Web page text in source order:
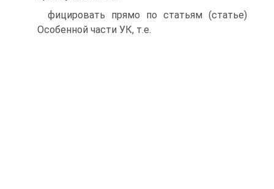
фицировать прямо по статьям (статье)
Особенной части УК, т.е.